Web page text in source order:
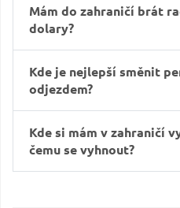
Mám do zahraničí brát
dolary?
Kde je nejlepší směnit
odjezdem?
Kde si mám v zahraničí
čemu se vyhnout?